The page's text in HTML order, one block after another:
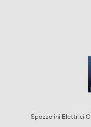
Spazzolini Elettrici